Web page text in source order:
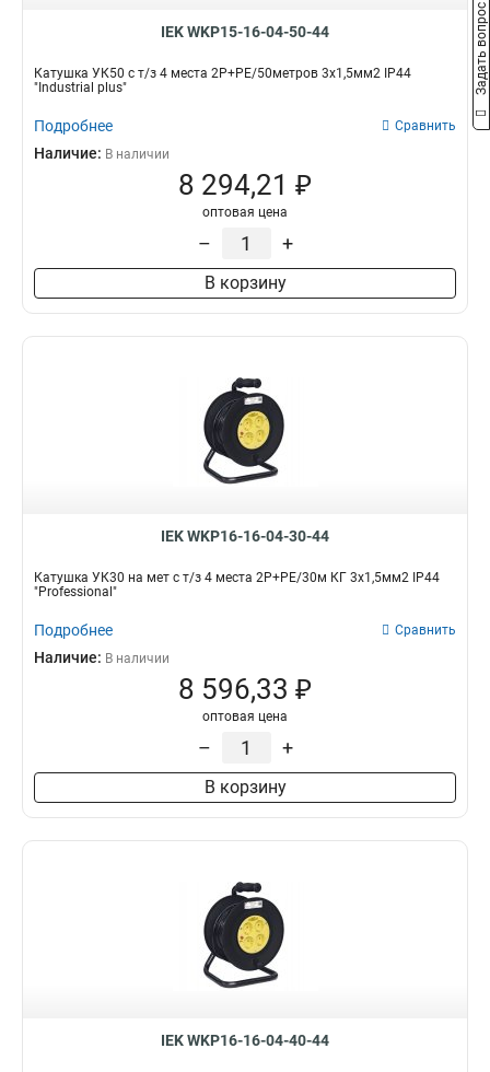
IEK WKP15-16-04-50-44
Катушка УК50 с т/з 4 места 2Р+PЕ/50метров 3х1,5мм2 IP44
"Industrial plus"
Подробнее Сравнить
Наличие: В наличии
8 294,21 ₽
оптовая цена
– +
В корзину
IEK WKP16-16-04-30-44
Катушка УК30 на мет с т/з 4 места 2Р+PЕ/30м КГ 3х1,5мм2 IP44
"Professional"
Подробнее Сравнить
Наличие: В наличии
8 596,33 ₽
оптовая цена
– +
В корзину
IEK WKP16-16-04-40-44
Задать вопрос